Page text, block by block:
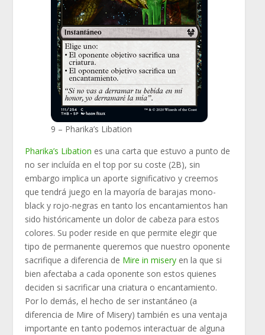
9 – Pharika’s Libation
Pharika’s Libation es una carta que estuvo a punto de
no ser incluída en el top por su coste (2B), sin
embargo implica un aporte significativo y creemos
que tendrá juego en la mayoría de barajas mono-
black y rojo-negras en tanto los encantamientos han
sido históricamente un dolor de cabeza para estos
colores. Su poder reside en que permite elegir que
tipo de permanente queremos que nuestro oponente
sacrifique a diferencia de Mire in misery en la que si
bien afectaba a cada oponente son estos quienes
deciden si sacrificar una criatura o encantamiento.
Por lo demás, el hecho de ser instantáneo (a
diferencia de Mire of Misery) también es una ventaja
importante en tanto podemos interactuar de alguna